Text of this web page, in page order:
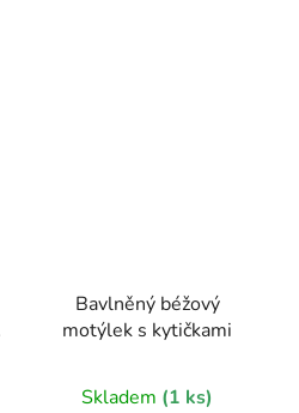
Bavlněný béžový
motýlek s kytičkami
Skladem (1 ks)